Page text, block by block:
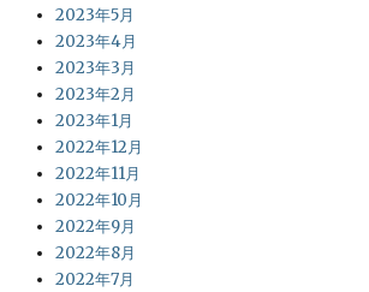
2023年5月
2023年4月
2023年3月
2023年2月
2023年1月
2022年12月
2022年11月
2022年10月
2022年9月
2022年8月
2022年7月